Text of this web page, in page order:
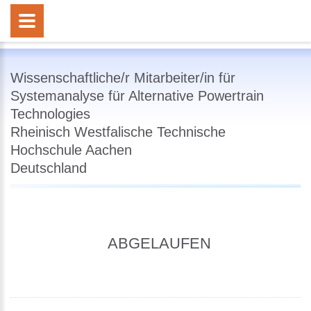
Wissenschaftliche/r Mitarbeiter/in für
Systemanalyse für Alternative Powertrain
Technologies
Rheinisch Westfalische Technische
Hochschule Aachen
Deutschland
ABGELAUFEN